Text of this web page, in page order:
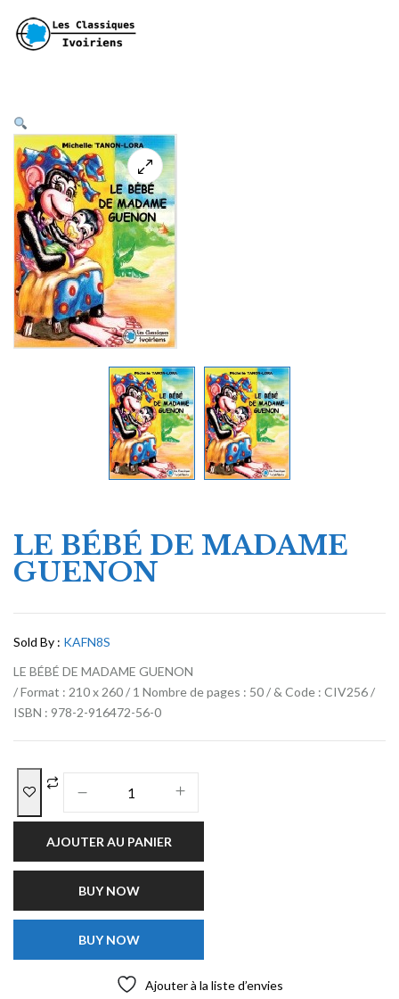
LE BÉBÉ DE MADAME
GUENON
Sold By : KAFN8S
LE BÉBÉ DE MADAME GUENON
/ Format : 210 x 260 / 1 Nombre de pages : 50 / & Code : CIV256 /
ISBN : 978-2-916472-56-0
AJOUTER AU PANIER
BUY NOW
BUY NOW
Ajouter à la liste d’envies